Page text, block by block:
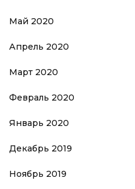
Май 2020
Апрель 2020
Март 2020
Февраль 2020
Январь 2020
Декабрь 2019
Ноябрь 2019